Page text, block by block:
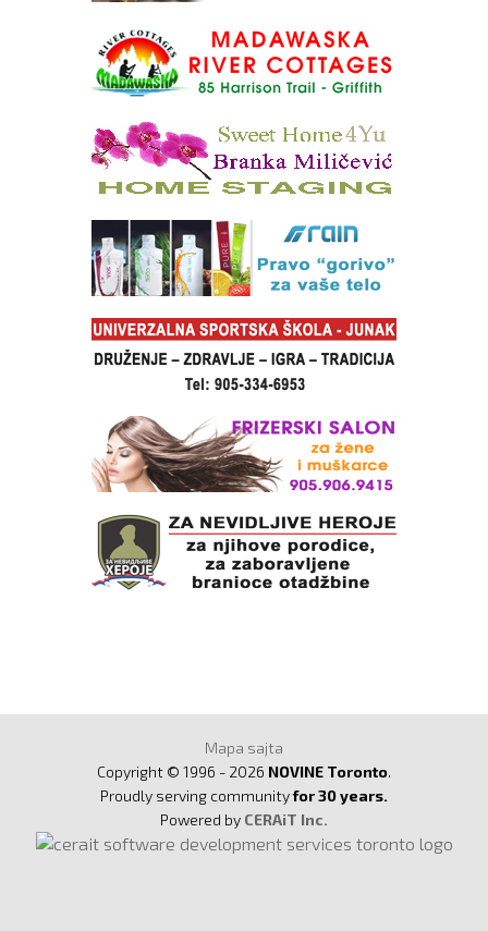
Mapa sajta
Copyright © 1996 - 2026 NOVINE Toronto.
Proudly serving communityfor 30 years.
Powered by CERAiT Inc.